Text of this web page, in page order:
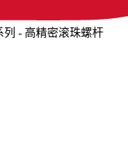
- 高精密滚珠螺杆